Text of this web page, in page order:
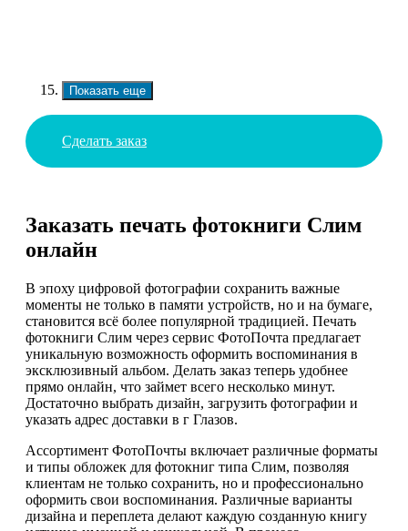
Показать еще
Сделать заказ
Заказать печать фотокниги Слим
онлайн
В эпоху цифровой фотографии сохранить важные
моменты не только в памяти устройств, но и на бумаге,
становится всё более популярной традицией. Печать
фотокниги Слим через сервис ФотоПочта предлагает
уникальную возможность оформить воспоминания в
эксклюзивный альбом. Делать заказ теперь удобнее
прямо онлайн, что займет всего несколько минут.
Достаточно выбрать дизайн, загрузить фотографии и
указать адрес доставки в г Глазов.
Ассортимент ФотоПочты включает различные форматы
и типы обложек для фотокниг типа Слим, позволяя
клиентам не только сохранить, но и профессионально
оформить свои воспоминания. Различные варианты
дизайна и переплета делают каждую созданную книгу